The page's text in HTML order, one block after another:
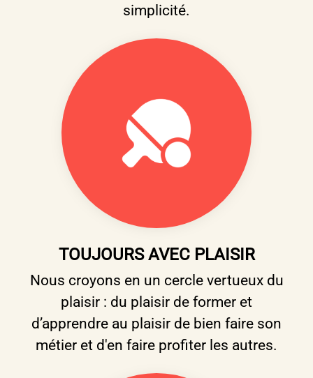
simplicité.
TOUJOURS AVEC PLAISIR
Nous croyons en un cercle vertueux du
plaisir : du plaisir de former et
d’apprendre au plaisir de bien faire son
métier et d'en faire profiter les autres.